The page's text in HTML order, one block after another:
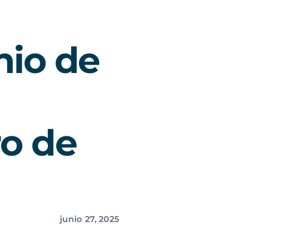
de
de
junio 27, 2025